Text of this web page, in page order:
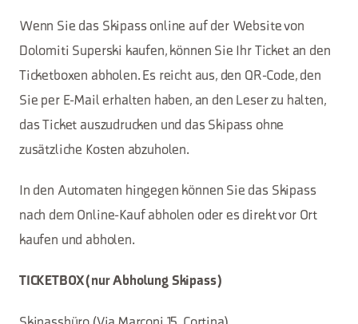
Wenn Sie das Skipass online auf der Website von
Dolomiti Superski kaufen, können Sie Ihr Ticket an den
Ticketboxen abholen. Es reicht aus, den QR-Code, den
Sie per E-Mail erhalten haben, an den Leser zu halten,
das Ticket auszudrucken und das Skipass ohne
zusätzliche Kosten abzuholen.
In den Automaten hingegen können Sie das Skipass
nach dem Online-Kauf abholen oder es direkt vor Ort
kaufen und abholen.
TICKETBOX (nur Abholung Skipass)